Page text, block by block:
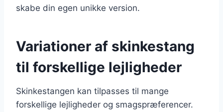
skabe din egen unikke version.
Variationer af skinkestang
til forskellige lejligheder
Skinkestangen kan tilpasses til mange
forskellige lejligheder og smagspræferencer.